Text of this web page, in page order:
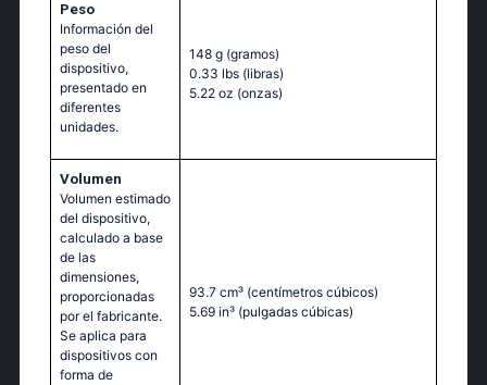
Peso
Información del
peso del
dispositivo,
presentado en
diferentes
unidades.
148 g (gramos)
0.33 lbs (libras)
5.22 oz (onzas)
Volumen
Volumen estimado
del dispositivo,
calculado a base
de las
dimensiones,
proporcionadas
por el fabricante.
Se aplica para
dispositivos con
forma de
93.7 cm³ (centímetros cúbicos)
5.69 in³ (pulgadas cúbicas)